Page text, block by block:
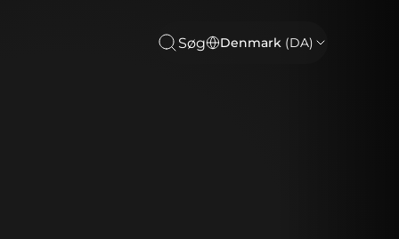
Søg Denmark (DA)